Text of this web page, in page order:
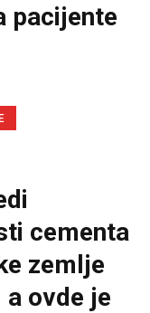
pacijente
cementa
zemlje
ovde je